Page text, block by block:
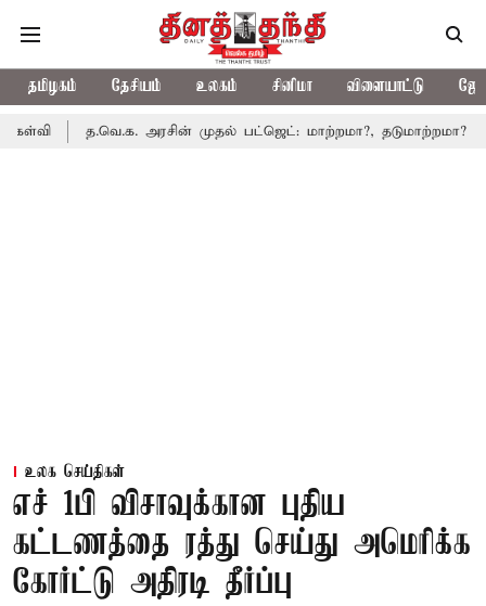
தமிழகம் தேசியம் உலகம் சினிமா விளையாட்டு
அரசின் முதல் பட்ஜெட்: மாற்றமா?, தடுமாற்றமா?
உலக செய்திகள்
எச் 1பி விசாவுக்கான புதிய
கட்டணத்தை ரத்து செய்து அமெரிக்க
கோர்ட்டு அதிரடி தீர்ப்பு